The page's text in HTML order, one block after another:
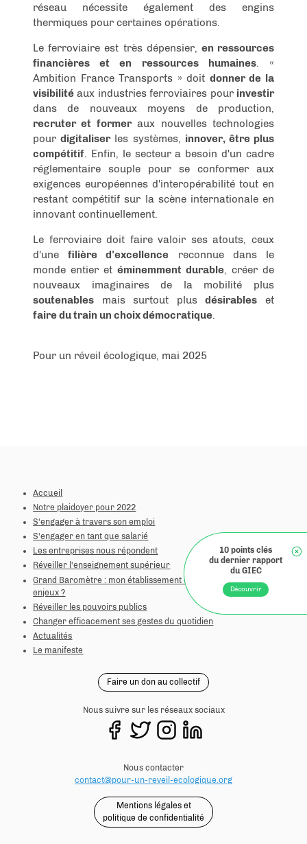
réseau nécessite également des engins
thermiques pour certaines opérations.
Le ferroviaire est très dépensier, en ressources
financières et en ressources humaines. «
Ambition France Transports » doit donner de la
visibilité aux industries ferroviaires pour investir
dans de nouveaux moyens de production,
recruter et formeraux nouvelles technologies
pourdigitaliserles systèmes, innover, être plus
compétitif. Enfin, le secteur a besoin d'un cadre
réglementaire souple pour se conformer aux
exigences européennes d'interopérabilité tout en
restant compétitif sur la scène internationale en
innovant continuellement.
Le ferroviaire doit faire valoir ses atouts, ceux
d'unefilière d'excellence reconnue dans le
monde entier et éminemment durable, créer de
nouveaux imaginaires de la mobilité plus
soutenables mais surtout plusdésirables et
faire du train un choix démocratique.
Pour un réveil écologique, mai 2025
Accueil
Notre plaidoyer pour 2022
S'engager à travers son emploi
S'engager en tant que salarié
Les entreprises nous répondent
Réveiller l'enseignement supérieur
Grand Baromètre : mon établissement est-il à la hauteur des
enjeux ?
Réveiller les pouvoirs publics
Changer efficacement ses gestes du quotidien
Actualités
Le manifeste
Faire un don au collectif
Nous suivre sur les réseaux sociaux
Nous contacter
contact@pour-un-reveil-ecologique.org
Mentions légales et
politique de confidentialité